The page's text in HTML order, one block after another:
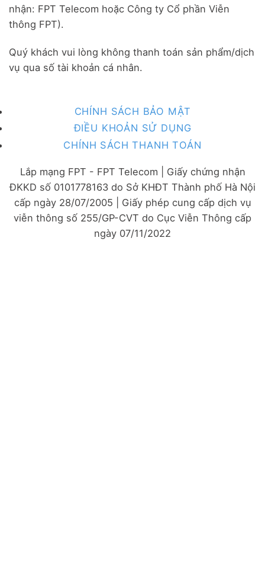
nhận: FPT Telecom hoặc Công ty Cổ phần Viễn
thông FPT).
Quý khách vui lòng không thanh toán sản phẩm/dịch
vụ qua số tài khoản cá nhân.
CHÍNH SÁCH BẢO MẬT
ĐIỀU KHOẢN SỬ DỤNG
CHÍNH SÁCH THANH TOÁN
Lắp mạng FPT - FPT Telecom | Giấy chứng nhận
ĐKKD số 0101778163 do Sở KHĐT Thành phố Hà Nội
cấp ngày 28/07/2005 | Giấy phép cung cấp dịch vụ
viễn thông số 255/GP-CVT do Cục Viễn Thông cấp
ngày 07/11/2022